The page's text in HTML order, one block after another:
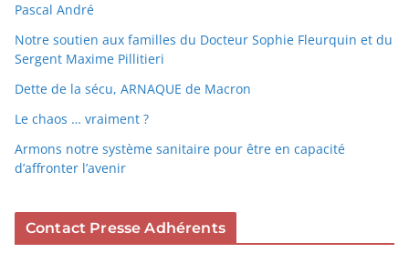
Pascal André
Notre soutien aux familles du Docteur Sophie Fleurquin et du
Sergent Maxime Pillitieri
Dette de la sécu, ARNAQUE de Macron
Le chaos … vraiment ?
Armons notre système sanitaire pour être en capacité
d’affronter l’avenir
Contact Presse Adhérents